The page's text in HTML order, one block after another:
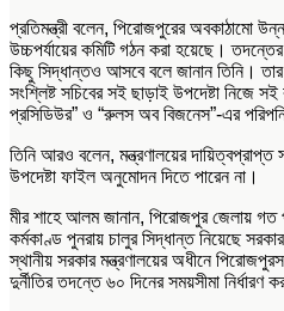
প্রতিমন্ত্রী বলেন, পিরোজপুরের অবকাঠামো
উচ্চপর্যায়ের কমিটি গঠন করা হয়েছে।
কিছু সিদ্ধান্তও আসবে বলে জানান তিনি।
সংশ্লিষ্ট সচিবের সই ছাড়াই উপদেষ্টা নিজে
প্রসিডিউর” ও “রুলস অব বিজনেস”-এর
তিনি আরও বলেন, মন্ত্রণালয়ের দায়িত্বপ্রাপ্ত
উপদেষ্টা ফাইল অনুমোদন দিতে পারেন না।
মীর শাহে আলম জানান, পিরোজপুর জেলায় গত
কর্মকাণ্ড পুনরায় চালুর সিদ্ধান্ত নিয়েছে
স্থানীয় সরকার মন্ত্রণালয়ের অধীনে
দুর্নীতির তদন্তে ৬০ দিনের সময়সীমা নির্ধারণ